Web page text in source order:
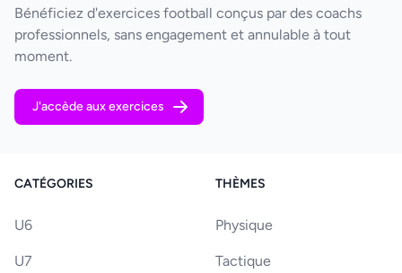
Bénéficiez d'exercices football conçus par des coachs
professionnels, sans engagement et annulable à tout
moment.
J'accède aux exercices
CATÉGORIES
U6
U7
THÈMES
Physique
Tactique